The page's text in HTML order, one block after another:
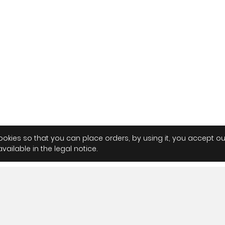
so that you can place orders, by using it, you accept
in the legal notice.